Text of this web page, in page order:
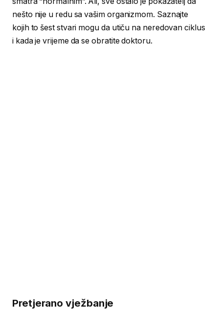
nešto nije u redu sa vašim organizmom. Saznajte
kojih to šest stvari mogu da utiču na neredovan ciklus
i kada je vrijeme da se obratite doktoru.
Pretjerano vježbanje